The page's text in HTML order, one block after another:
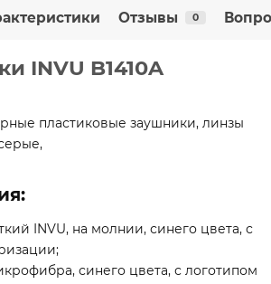
Отзывы 0
INVU B1410A
пластиковые заушники, линзы
INVU, на молнии, синего цвета, с
синего цвета, с логотипом